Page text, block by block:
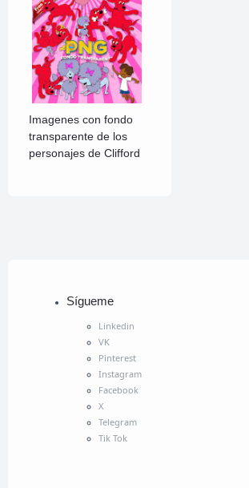
Imagenes con fondo
transparente de los
personajes de Clifford
Sígueme
Linkedin
VK
Pinterest
Instagram
Facebook
X
Telegram
Tik Tok